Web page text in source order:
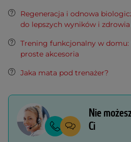
Regeneracja i odnowa
do lepszych wyników i zdrowia
Trening funkcjonalny w domu:
proste akcesoria
Jaka mata pod trenażer?
Nie
Ci